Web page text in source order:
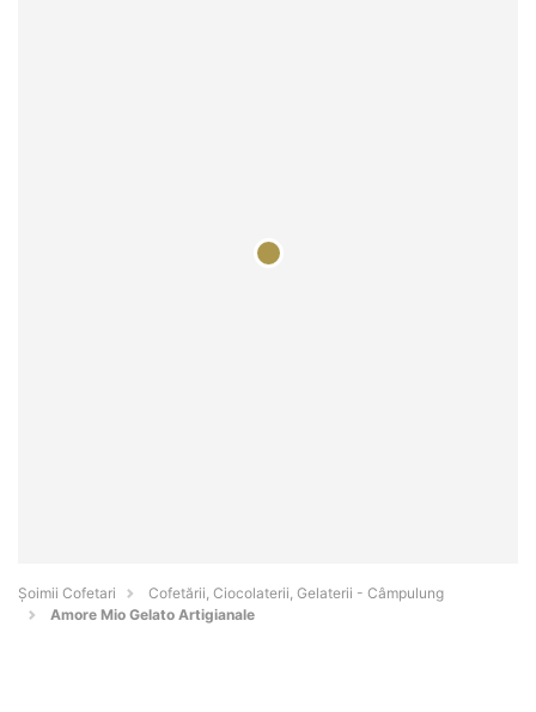
Șoimii Cofetari
Cofetării, Ciocolaterii, Gelaterii - Câmpulung
Amore Mio Gelato Artigianale